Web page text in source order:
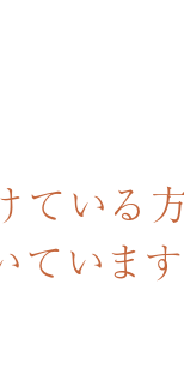
ている
います